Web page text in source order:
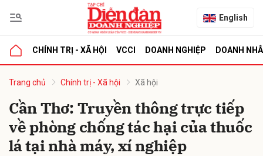
English
CHÍNH TRỊ - XÃ HỘI VCCI DOANH NGHIỆP DOANH
Trang chủ Chính trị - Xã hội Xã hội
Cần Thơ: Truyền thông trực tiếp
về phòng chống tác hại của thuốc
lá tại nhà máy, xí nghiệp
luận